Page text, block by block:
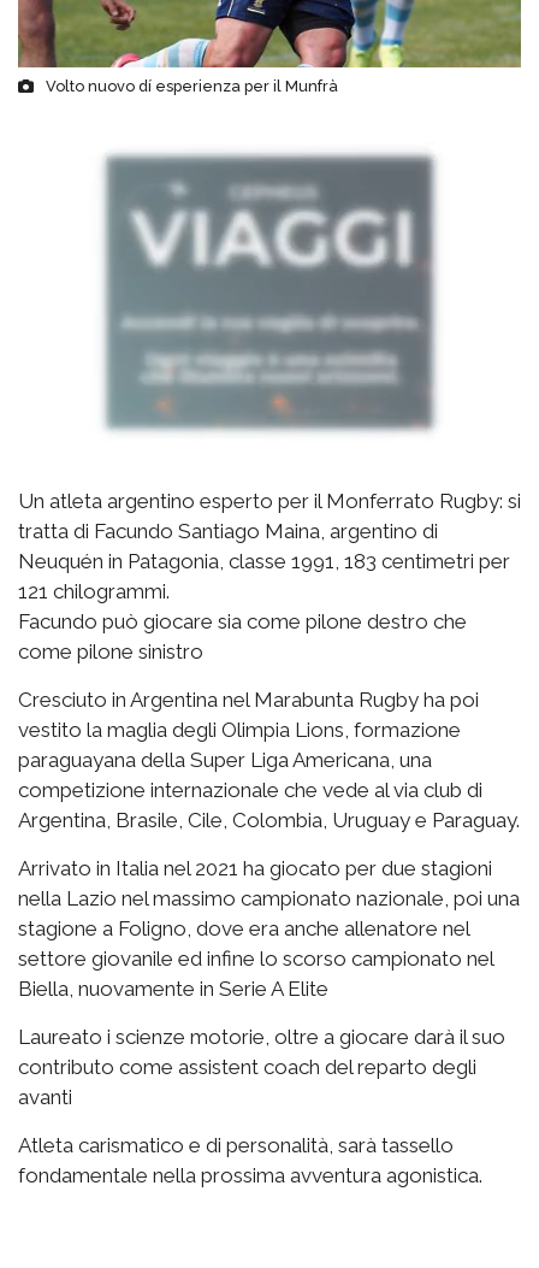
Volto nuovo dí esperienza per il Munfrà
Un atleta argentino esperto per il Monferrato Rugby: si
tratta di Facundo Santiago Maina, argentino di
Neuquén in Patagonia, classe 1991, 183 centimetri per
121 chilogrammi.
Facundo può giocare sia come pilone destro che
come pilone sinistro
Cresciuto in Argentina nel Marabunta Rugby ha poi
vestito la maglia degli Olimpia Lions, formazione
paraguayana della Super Liga Americana, una
competizione internazionale che vede al via club di
Argentina, Brasile, Cile, Colombia, Uruguay e Paraguay.
Arrivato in Italia nel 2021 ha giocato per due stagioni
nella Lazio nel massimo campionato nazionale, poi una
stagione a Foligno, dove era anche allenatore nel
settore giovanile ed infine lo scorso campionato nel
Biella, nuovamente in Serie A Elite
Laureato i scienze motorie, oltre a giocare darà il suo
contributo come assistent coach del reparto degli
avanti
Atleta carismatico e di personalità, sarà tassello
fondamentale nella prossima avventura agonistica.